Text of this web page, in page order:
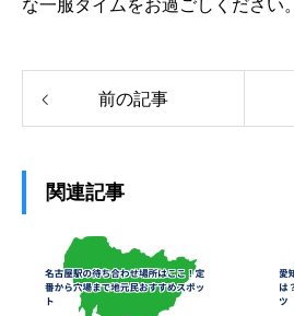
な一服タイムをお過ごしください。
前の記事
関連記事